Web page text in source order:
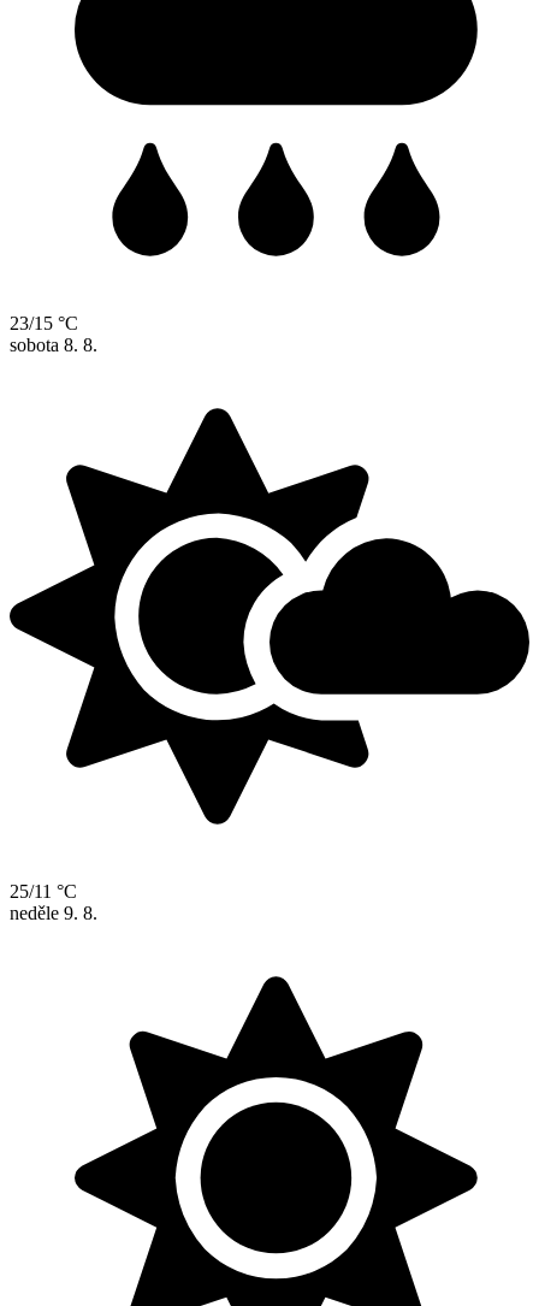
23/15 °C
sobota 8. 8.
25/11 °C
neděle 9. 8.